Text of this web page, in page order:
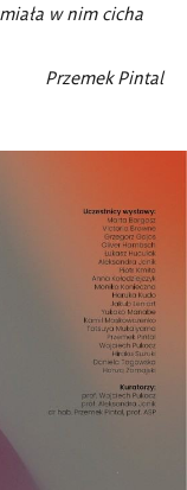
w nim cicha
Przemek Pintal